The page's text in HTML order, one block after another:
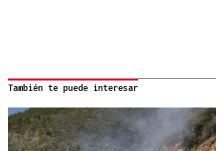
También te puede interesar